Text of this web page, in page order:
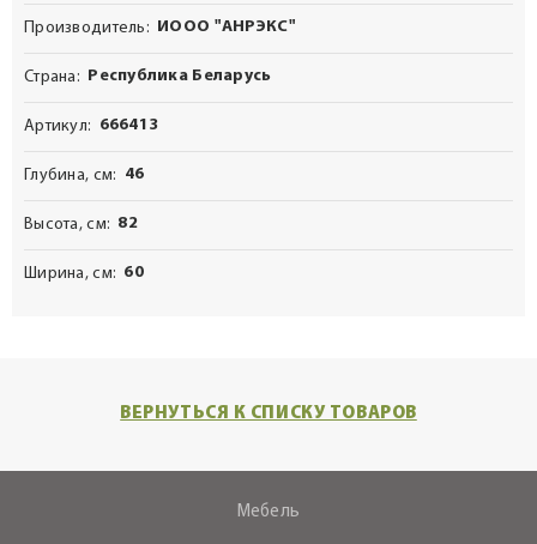
Производитель ИООО "АНРЭКС"
Страна Республика Беларусь
Артикул 666413
Глубина, см 46
Высота, см 82
Ширина, см 60
ВЕРНУТЬСЯ К СПИСКУ ТОВАРОВ
Мебель